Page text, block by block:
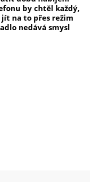
by chtěl každý,
jít na to přes režim
nedává smysl